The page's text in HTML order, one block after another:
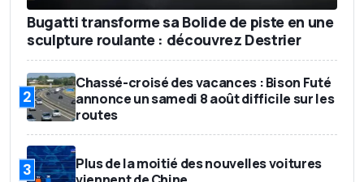
Bugatti transforme sa Bolide de piste en une
sculpture roulante : découvrez Destrier
2
Chassé-croisé des vacances : Bison Futé
annonce un samedi 8 août difficile sur les
routes
3
Plus de la moitié des nouvelles voitures